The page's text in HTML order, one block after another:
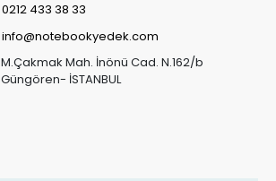
0212 433 38 33
info@notebookyedek.com
M.Çakmak Mah. İnönü Cad. N.162/b
Güngören- İSTANBUL